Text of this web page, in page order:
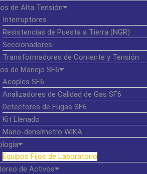
de Alta Tensión
Interruptores
Resistencias de Puesta a Tierra (NGR)
Seccionadores
Transformadores de Corriente y Tensión
de Manejo SF6
Acoples SF6
Analizadores de Calidad de Gas SF6
Detectores de Fugas SF6
Kit Llenado
Mano-densímetro WIKA
Equipos Fijos de Laboratorio
de Activos